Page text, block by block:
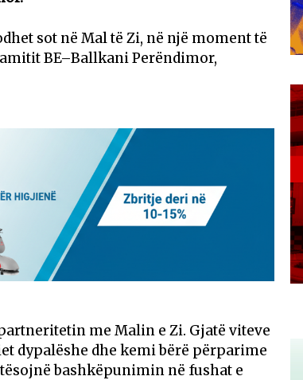
sot në Mal të Zi, në një moment të
BE–Ballkani Perëndimor,
me Malin e Zi. Gjatë viteve
dypalëshe dhe kemi bërë përparime
bashkëpunimin në fushat e